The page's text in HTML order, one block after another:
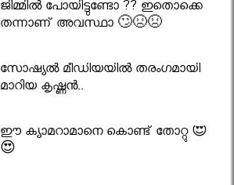
ജിമ്മിൽ പോയിട്ടുണ്ടോ ?? ഇതൊക്കെ
തന്നാണ് അവസ്ഥാ 🙄😣😣
സോഷ്യൽ മീഡിയയിൽ തരംഗമായി
മാറിയ കൃഷ്ണൻ..
ഈ ക്യാമറാമാനെ കൊണ്ട് തോറ്റു 😍
😍